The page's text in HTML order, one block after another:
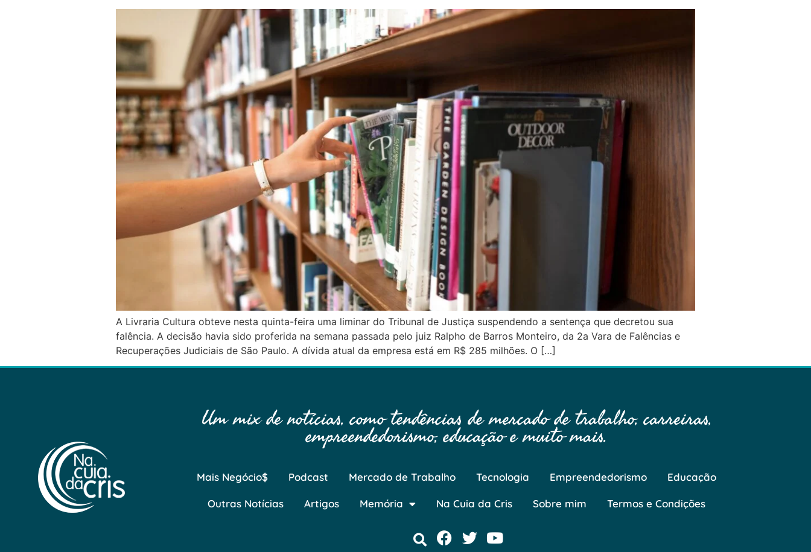
A Livraria Cultura obteve nesta quinta-feira uma liminar do Tribunal de Justiça suspendendo a sentença que decretou sua
falência. A decisão havia sido proferida na semana passada pelo juiz Ralpho de Barros Monteiro, da 2a Vara de Falências e
Recuperações Judiciais de São Paulo. A dívida atual da empresa está em R$ 285 milhões. O […]
Um mix de notícias, como tendências de mercado de trabalho, carreiras,
empreendedorismo, educação e muito mais.
Mais Negócio$ Podcast Mercado de Trabalho Tecnologia Empreendedorismo Educação
Outras Notícias Artigos Memória Na Cuia da Cris Sobre mim Termos e Condições